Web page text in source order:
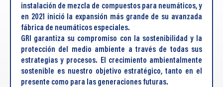
instalación de mezcla de compuestos para neumáticos, y
en 2021 inició la expansión más grande de su avanzada
fábrica de neumáticos especiales.
GRI garantiza su compromiso con la sostenibilidad y la
protección del medio ambiente a través de todas sus
estrategias y procesos. El crecimiento ambientalmente
sostenible es nuestro objetivo estratégico, tanto en el
presente como para las generaciones futuras.